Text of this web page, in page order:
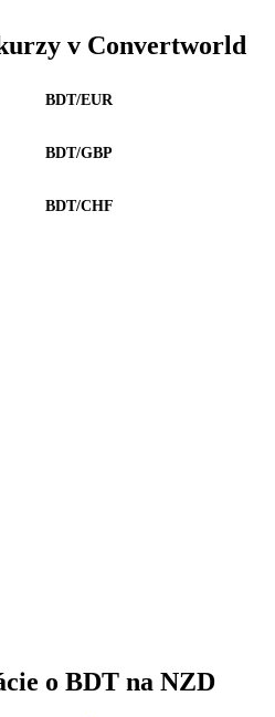
v Convertworld
BDT/EUR
BDT/GBP
BDT/CHF
o BDT na NZD